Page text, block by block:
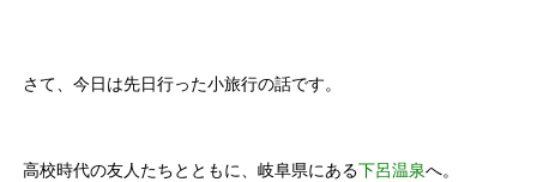
さて、今日は先日行った小旅行の話です。
高校時代の友人たちとともに、岐阜県にある下呂温泉へ。